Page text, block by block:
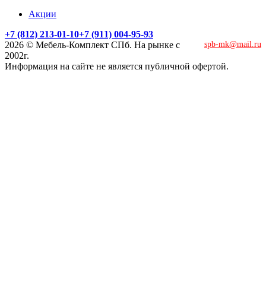
Акции
+7 (812) 213-01-10+7 (911) 004-95-93
spb-mk@mail.ru
2026 © Мебель-Комплект СПб. На рынке с
2002г.
Информация на сайте не является публичной офертой.